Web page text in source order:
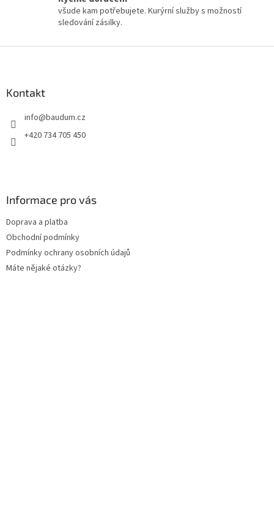
v
i
všude kam potřebujete. Kurýrní služby s možností
sledování zásilky.
Kontakt
info@baudum.cz
+420 734 705 450
Informace pro vás
Doprava a platba
Obchodní podmínky
Podmínky ochrany osobních údajů
Máte nějaké otázky?